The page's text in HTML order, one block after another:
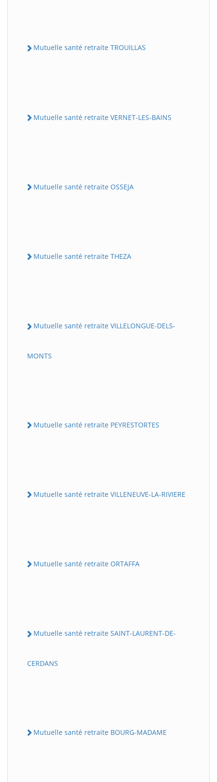
Mutuelle santé retraite TROUILLAS
Mutuelle santé retraite VERNET-LES-BAINS
Mutuelle santé retraite OSSEJA
Mutuelle santé retraite THEZA
Mutuelle santé retraite VILLELONGUE-DELS-
MONTS
Mutuelle santé retraite PEYRESTORTES
Mutuelle santé retraite VILLENEUVE-LA-RIVIERE
Mutuelle santé retraite ORTAFFA
Mutuelle santé retraite SAINT-LAURENT-DE-
CERDANS
Mutuelle santé retraite BOURG-MADAME